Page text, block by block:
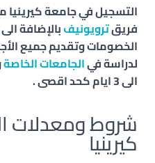
التسجيل في جامعة كيرينيا
فريقترويونيفبالإضافة
الخصومات وتقديم جميع
لدراسة فيالجامعات الخاصة
الى 3 ايام كحد اقصى .
شروط ومعدلات
كيرينيا